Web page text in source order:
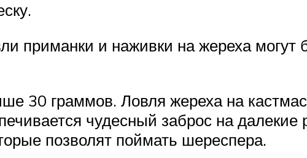
приманки и наживки на жереха могут
30 граммов. Ловля жереха на
чудесный заброс на далекие
позволят поймать шереспера.